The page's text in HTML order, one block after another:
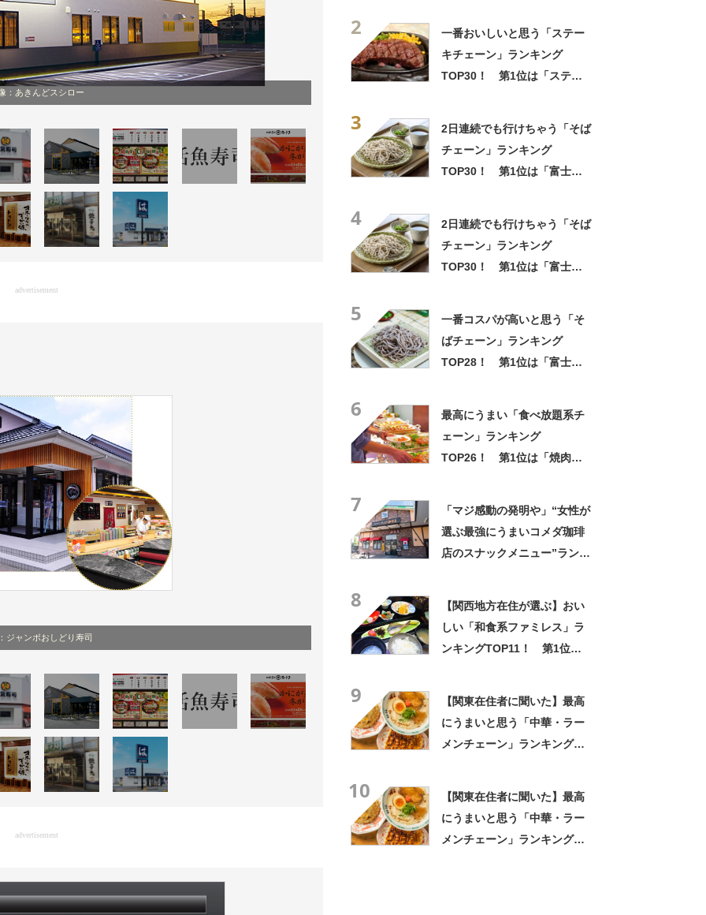
：あきんどスシロー
advertisement
ジャンボおしどり寿司
advertisement
2
一番おいしいと思う「ステー
キチェーン」ランキング
TOP30！ 第1位は「ステー
3
2日連続でも行けちゃう「そば
チェーン」ランキング
TOP30！ 第1位は「富士そ
4
2日連続でも行けちゃう「そば
チェーン」ランキング
TOP30！ 第1位は「富士そ
5
一番コスパが高いと思う「そ
ばチェーン」ランキング
TOP28！ 第1位は「富士そ
6
最高にうまい「食べ放題系チ
ェーン」ランキング
TOP26！ 第1位は「焼肉き
7
「マジ感動の発明や」“女性が
選ぶ最強にうまいコメダ珈琲
店のスナックメニュー”ランキ
8
【関西地方在住が選ぶ】おい
しい「和食系ファミレス」ラ
ンキングTOP11！ 第1位は
9
【関東在住者に聞いた】最高
にうまいと思う「中華・ラー
メンチェーン」ランキング
10
【関東在住者に聞いた】最高
にうまいと思う「中華・ラー
メンチェーン」ランキング